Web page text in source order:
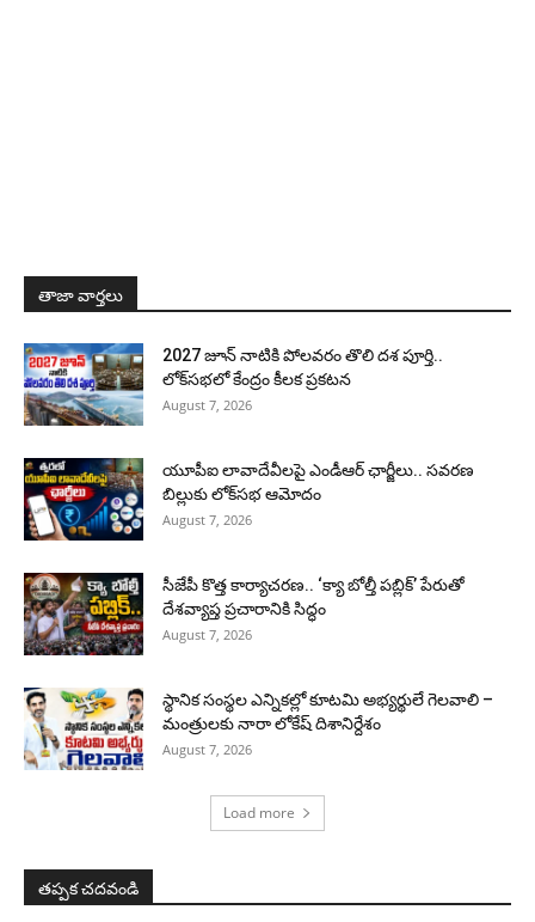
తాజా వార్తలు
2027 జూన్ నాటికి పోలవరం తొలి దశ పూర్తి..
లోక్‌సభలో కేంద్రం కీలక ప్రకటన
August 7, 2026
యూపీఐ లావాదేవీలపై ఎండీఆర్ ఛార్జీలు.. సవరణ
బిల్లుకు లోక్‌సభ ఆమోదం
August 7, 2026
సీజేపీ కొత్త కార్యాచరణ.. ‘క్యా బోల్తీ పబ్లిక్’ పేరుతో
దేశవ్యాప్త ప్రచారానికి సిద్ధం
August 7, 2026
స్థానిక సంస్థల ఎన్నికల్లో కూటమి అభ్యర్థులే గెలవాలి –
మంత్రులకు నారా లోకేష్ దిశానిర్దేశం
August 7, 2026
Load more
తప్పక చదవండి